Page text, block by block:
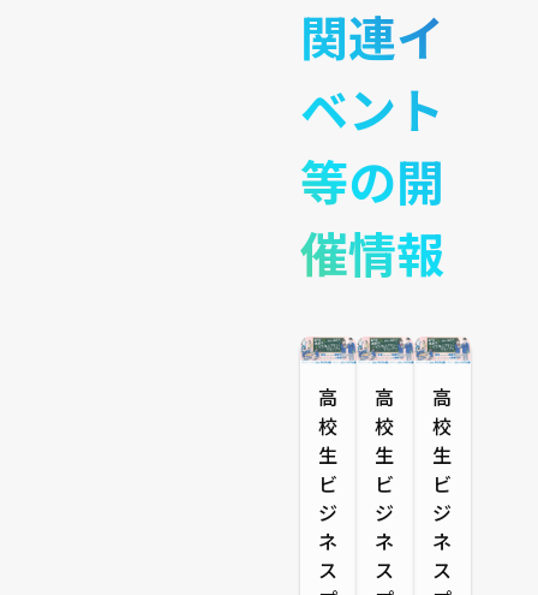
関連イ
ベント
等の開
催情報
高
校
生
ビ
ジ
ネ
ス
高
校
生
ビ
ジ
ネ
ス
高
校
生
ビ
ジ
ネ
ス